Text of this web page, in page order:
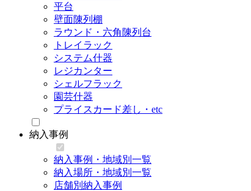
平台
壁面陳列棚
ラウンド・六角陳列台
トレイラック
システム什器
レジカンター
シェルフラック
園芸什器
プライスカード差し・etc
納入事例
納入事例・地域別一覧
納入場所・地域別一覧
店舗別納入事例